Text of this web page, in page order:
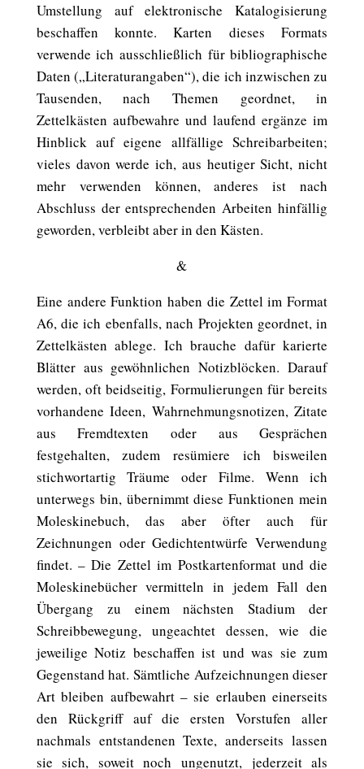
Umstellung auf elektronische Katalogisierung
beschaffen konnte. Karten dieses Formats
verwende ich ausschließlich für bibliographische
Daten („Literaturangaben“), die ich inzwischen zu
Tausenden, nach Themen geordnet, in
Zettelkästen aufbewahre und laufend ergänze im
Hinblick auf eigene allfällige Schreibarbeiten;
vieles davon werde ich, aus heutiger Sicht, nicht
mehr verwenden können, anderes ist nach
Abschluss der entsprechenden Arbeiten hinfällig
geworden, verbleibt aber in den Kästen.
&
Eine andere Funktion haben die Zettel im Format
A6, die ich ebenfalls, nach Projekten geordnet, in
Zettelkästen ablege. Ich brauche dafür karierte
Blätter aus gewöhnlichen Notizblöcken. Darauf
werden, oft beidseitig, Formulierungen für bereits
vorhandene Ideen, Wahrnehmungsnotizen, Zitate
aus Fremdtexten oder aus Gesprächen
festgehalten, zudem resümiere ich bisweilen
stichwortartig Träume oder Filme. Wenn ich
unterwegs bin, übernimmt diese Funktionen mein
Moleskinebuch, das aber öfter auch für
Zeichnungen oder Gedichtentwürfe Verwendung
findet. – Die Zettel im Postkartenformat und die
Moleskinebücher vermitteln in jedem Fall den
Übergang zu einem nächsten Stadium der
Schreibbewegung, ungeachtet dessen, wie die
jeweilige Notiz beschaffen ist und was sie zum
Gegenstand hat. Sämtliche Aufzeichnungen dieser
Art bleiben aufbewahrt – sie erlauben einerseits
den Rückgriff auf die ersten Vorstufen aller
nachmals entstandenen Texte, anderseits lassen
sie sich, soweit noch ungenutzt, jederzeit als